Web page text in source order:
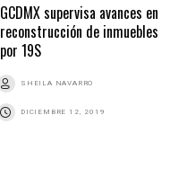
GCDMX supervisa avances en
reconstrucción de inmuebles
por 19S
SHEILA NAVARRO
DICIEMBRE 12, 2019